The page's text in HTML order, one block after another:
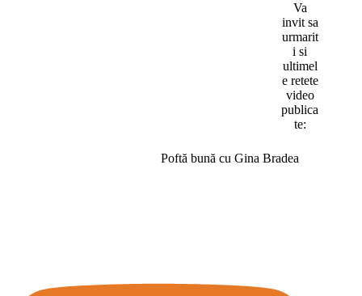
Va
invit sa
urmarit
i si
ultimel
e retete
video
publica
te:
Poftă bună cu Gina Bradea